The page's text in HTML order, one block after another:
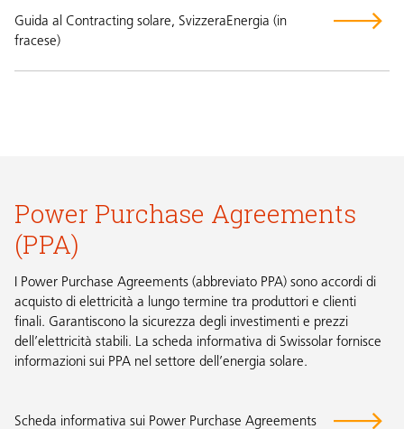
Guida al Contracting solare, SvizzeraEnergia (in
fracese)
Power Purchase Agreements
(PPA)
I Power Purchase Agreements (abbreviato PPA) sono accordi di
acquisto di elettricità a lungo termine tra produttori e clienti
finali. Garantiscono la sicurezza degli investimenti e prezzi
dell’elettricità stabili. La scheda informativa di Swissolar fornisce
informazioni sui PPA nel settore dell’energia solare.
Scheda informativa sui Power Purchase Agreements